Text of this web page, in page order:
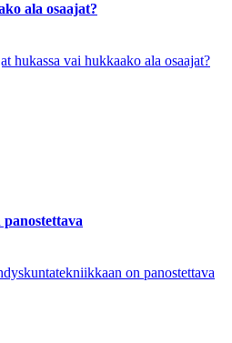
ala osaajat?
hukassa vai hukkaako ala osaajat?
on panostettava